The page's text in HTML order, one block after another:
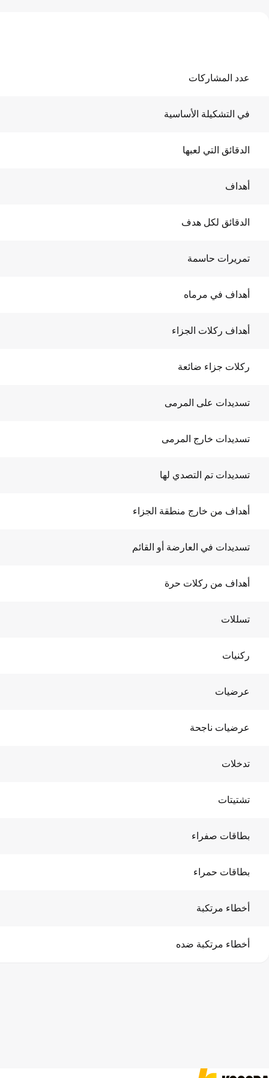
عدد المشاركات
في التشكيلة الأساسية
الدقائق التي لعبها
أهداف
الدقائق لكل هدف
تمريرات حاسمة
أهداف في مرماه
أهداف ركلات الجزاء
ركلات جزاء ضائعة
تسديدات على المرمى
تسديدات خارج المرمى
تسديدات تم التصدي لها
أهداف من خارج منطقة الجزاء
تسديدات في العارضة أو القائم
أهداف من ركلات حرة
تسللات
ركنيات
عرضيات
عرضيات ناجحة
تدخلات
تشتيتات
بطاقات صفراء
بطاقات حمراء
أخطاء مرتكبة
أخطاء مرتكبة ضده